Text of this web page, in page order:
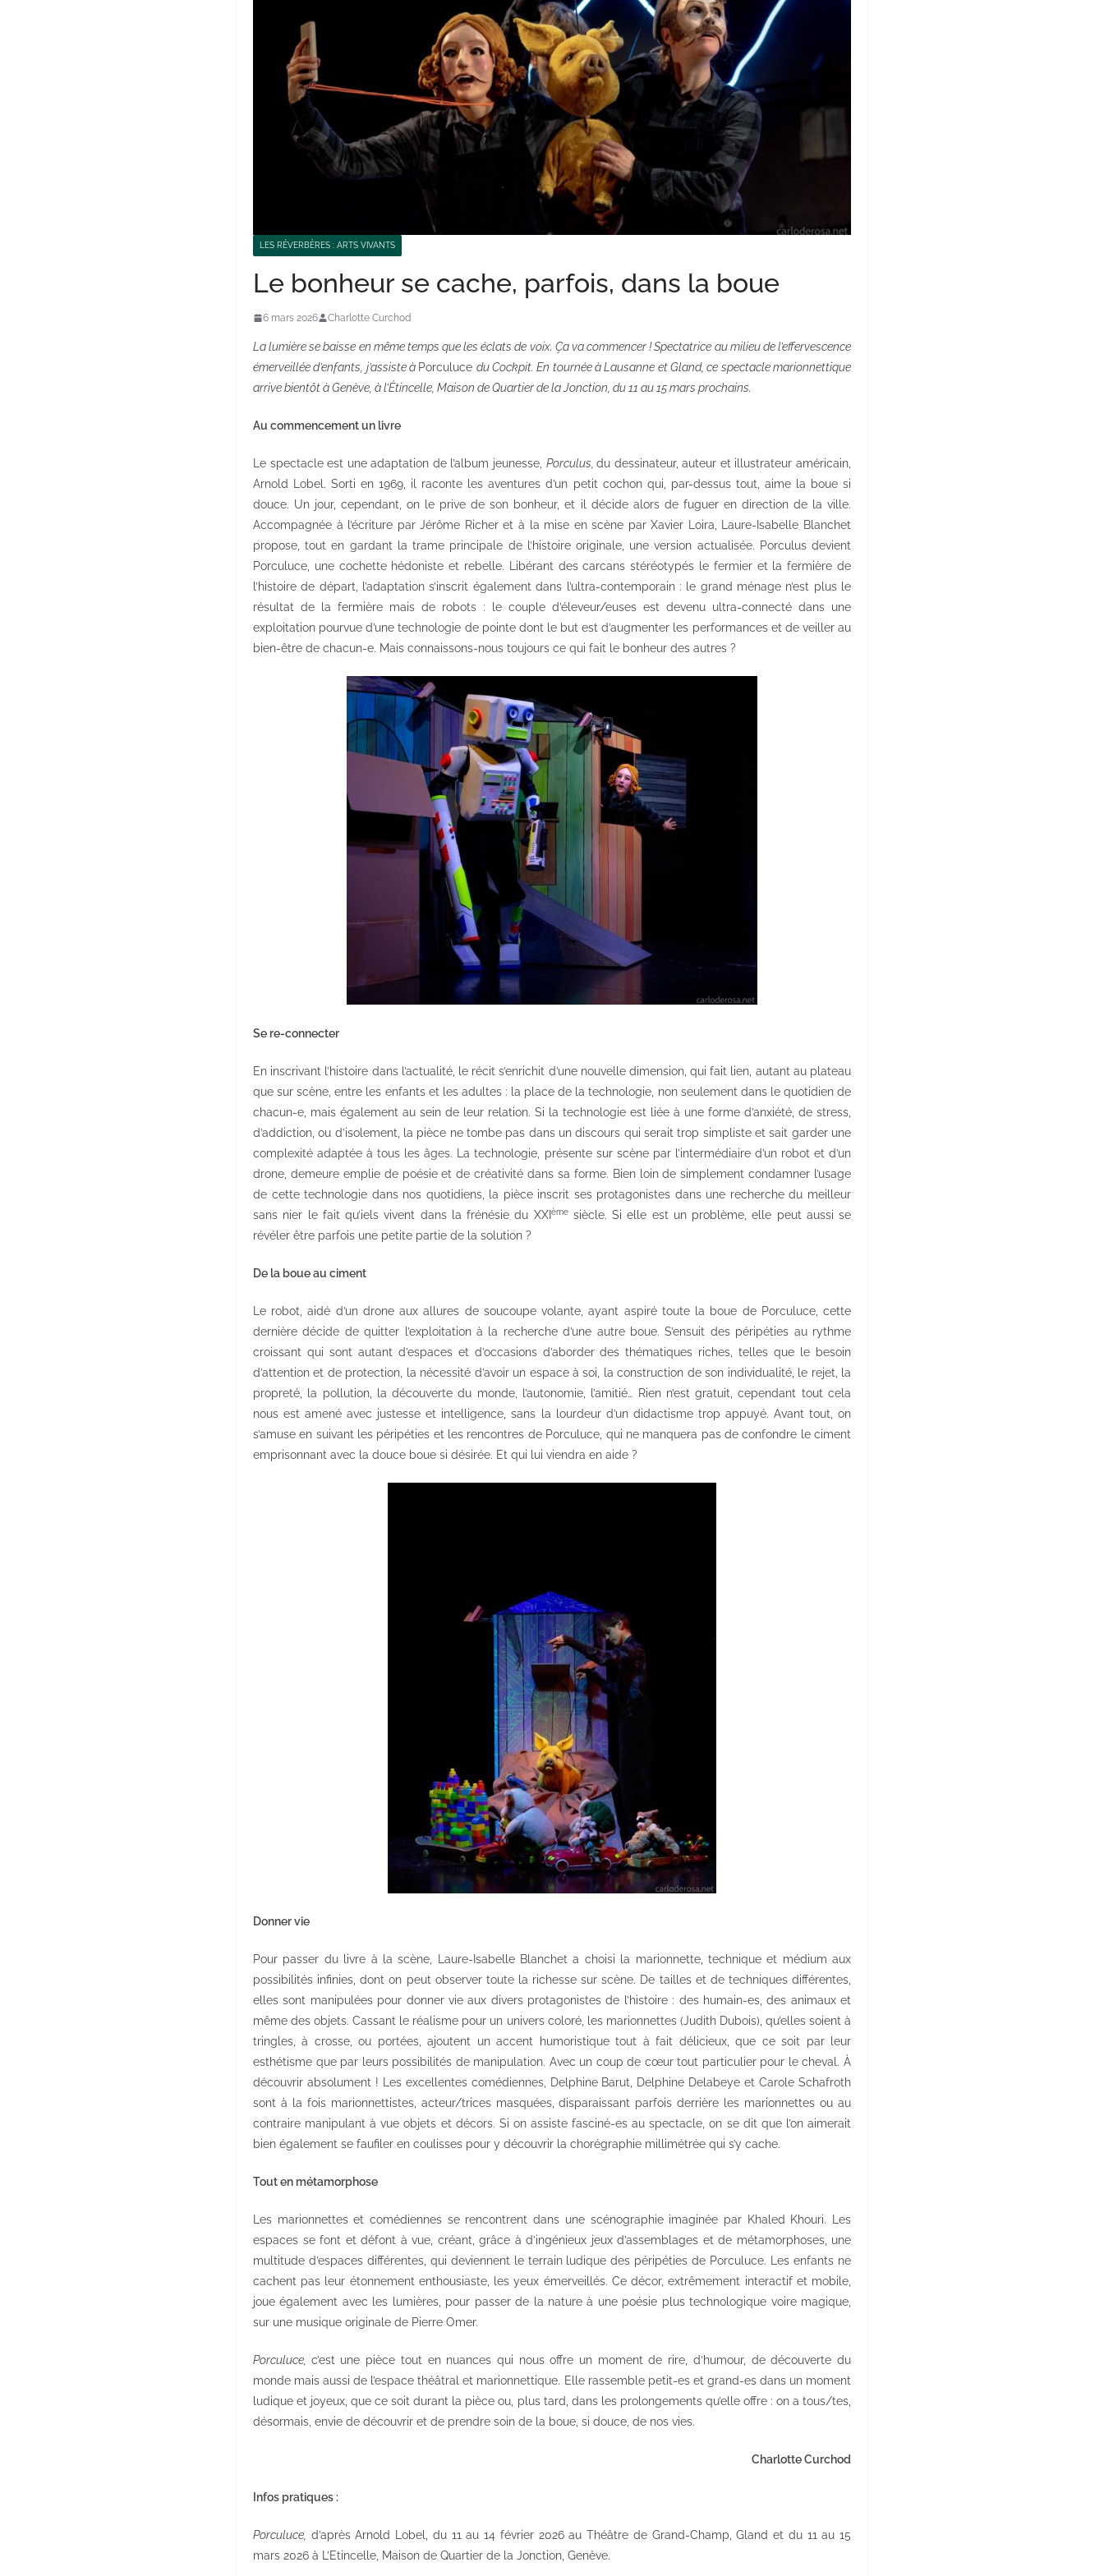
LES RÉVERBÈRES : ARTS VIVANTS
Le bonheur se cache, parfois, dans la boue
6 mars 2026 Charlotte Curchod
La lumière se baisse en même temps que les éclats de voix. Ça va commencer ! Spectatrice au milieu de l’effervescence
émerveillée d’enfants, j’assiste à Porculuce du Cockpit. En tournée à Lausanne et Gland, ce spectacle marionnettique
arrive bientôt à Genève, à l’Étincelle, Maison de Quartier de la Jonction, du 11 au 15 mars prochains.
Au commencement un livre
Le spectacle est une adaptation de l’album jeunesse, Porculus,du dessinateur, auteur et illustrateur américain,
Arnold Lobel. Sorti en 1969, il raconte les aventures d’un petit cochon qui, par-dessus tout, aime la boue si
douce. Un jour, cependant, on le prive de son bonheur, et il décide alors de fuguer en direction de la ville.
Accompagnée à l’écriture par Jérôme Richer et à la mise en scène par Xavier Loira, Laure-Isabelle Blanchet
propose, tout en gardant la trame principale de l’histoire originale, une version actualisée. Porculus devient
Porculuce, une cochette hédoniste et rebelle. Libérant des carcans stéréotypés le fermier et la fermière de
l’histoire de départ, l’adaptation s’inscrit également dans l’ultra-contemporain : le grand ménage n’est plus le
résultat de la fermière mais de robots : le couple d’éleveur/euses est devenu ultra-connecté dans une
exploitation pourvue d’une technologie de pointe dont le but est d’augmenter les performances et de veiller au
bien-être de chacun-e. Mais connaissons-nous toujours ce qui fait le bonheur des autres ?
Se re-connecter
En inscrivant l’histoire dans l’actualité, le récit s’enrichit d’une nouvelle dimension, qui fait lien, autant au plateau
que sur scène, entre les enfants et les adultes : la place de la technologie, non seulement dans le quotidien de
chacun-e, mais également au sein de leur relation. Si la technologie est liée à une forme d’anxiété, de stress,
d’addiction, ou d’isolement, la pièce ne tombe pas dans un discours qui serait trop simpliste et sait garder une
complexité adaptée à tous les âges. La technologie, présente sur scène par l’intermédiaire d’un robot et d’un
drone, demeure emplie de poésie et de créativité dans sa forme. Bien loin de simplement condamner l’usage
de cette technologie dans nos quotidiens, la pièce inscrit ses protagonistes dans une recherche du meilleur
sans nier le fait qu’iels vivent dans la frénésie du XXI èmesiècle. Si elle est un problème, elle peut aussi se
révéler être parfois une petite partie de la solution ?
De la boue au ciment
Le robot, aidé d’un drone aux allures de soucoupe volante, ayant aspiré toute la boue de Porculuce, cette
dernière décide de quitter l’exploitation à la recherche d’une autre boue. S’ensuit des péripéties au rythme
croissant qui sont autant d’espaces et d’occasions d’aborder des thématiques riches, telles que le besoin
d’attention et de protection, la nécessité d’avoir un espace à soi, la construction de son individualité, le rejet, la
propreté, la pollution, la découverte du monde, l’autonomie, l’amitié… Rien n’est gratuit, cependant tout cela
nous est amené avec justesse et intelligence, sans la lourdeur d’un didactisme trop appuyé. Avant tout, on
s’amuse en suivant les péripéties et les rencontres de Porculuce, qui ne manquera pas de confondre le ciment
emprisonnant avec la douce boue si désirée. Et qui lui viendra en aide ?
Donner vie
Pour passer du livre à la scène, Laure-Isabelle Blanchet a choisi la marionnette, technique et médium aux
possibilités infinies, dont on peut observer toute la richesse sur scène. De tailles et de techniques différentes,
elles sont manipulées pour donner vie aux divers protagonistes de l’histoire : des humain-es, des animaux et
même des objets. Cassant le réalisme pour un univers coloré, les marionnettes (Judith Dubois), qu’elles soient à
tringles, à crosse, ou portées, ajoutent un accent humoristique tout à fait délicieux, que ce soit par leur
esthétisme que par leurs possibilités de manipulation. Avec un coup de cœur tout particulier pour le cheval. À
découvrir absolument ! Les excellentes comédiennes, Delphine Barut, Delphine Delabeye et Carole Schafroth
sont à la fois marionnettistes, acteur/trices masquées, disparaissant parfois derrière les marionnettes ou au
contraire manipulant à vue objets et décors. Si on assiste fasciné-es au spectacle, on se dit que l’on aimerait
bien également se faufiler en coulisses pour y découvrir la chorégraphie millimétrée qui s’y cache.
Tout en métamorphose
Les marionnettes et comédiennes se rencontrent dans une scénographie imaginée par Khaled Khouri. Les
espaces se font et défont à vue, créant, grâce à d’ingénieux jeux d’assemblages et de métamorphoses, une
multitude d’espaces différentes, qui deviennent le terrain ludique des péripéties de Porculuce. Les enfants ne
cachent pas leur étonnement enthousiaste, les yeux émerveillés. Ce décor, extrêmement interactif et mobile,
joue également avec les lumières, pour passer de la nature à une poésie plus technologique voire magique,
sur une musique originale de Pierre Omer.
Porculuce, c’est une pièce tout en nuances qui nous offre un moment de rire, d’humour, de découverte du
monde mais aussi de l’espace théâtral et marionnettique. Elle rassemble petit-es et grand-es dans un moment
ludique et joyeux, que ce soit durant la pièce ou, plus tard, dans les prolongements qu’elle offre : on a tous/tes,
désormais, envie de découvrir et de prendre soin de la boue, si douce, de nos vies.
Charlotte Curchod
Infos pratiques :
Porculuce, d’après Arnold Lobel, du 11 au 14 février 2026 au Théâtre de Grand-Champ, Gland et du 11 au 15
mars 2026 à L’Etincelle, Maison de Quartier de la Jonction, Genève.